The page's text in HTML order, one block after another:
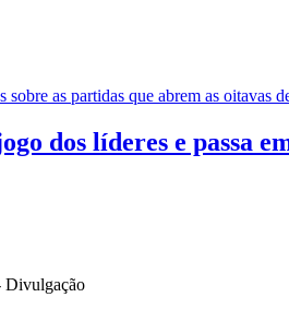
as partidas que abrem as oitavas
dos líderes e passa